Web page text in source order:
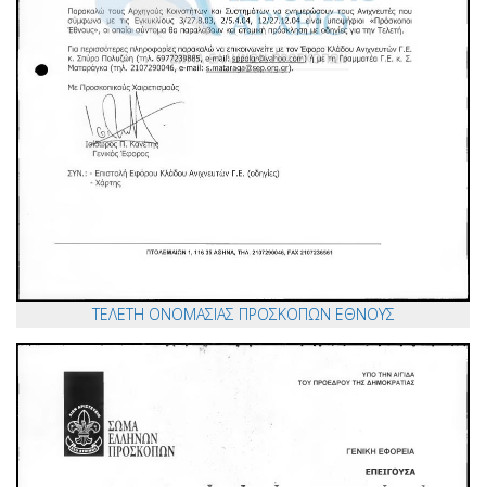
ΤΕΛΕΤΗ ΟΝΟΜΑΣΙΑΣ ΠΡΟΣΚΟΠΩΝ ΕΘΝΟΥΣ